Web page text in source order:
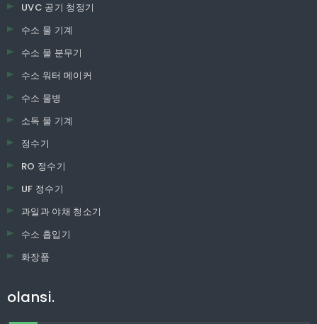
UVC 공기 청정기
수소 물 기계
수소 물 분무기
수소 워터 메이커
수소 물병
소독 물 기계
정수기
RO 정수기
UF 정수기
과일과 야채 청소기
수소 흡입기
화장품
olansi.